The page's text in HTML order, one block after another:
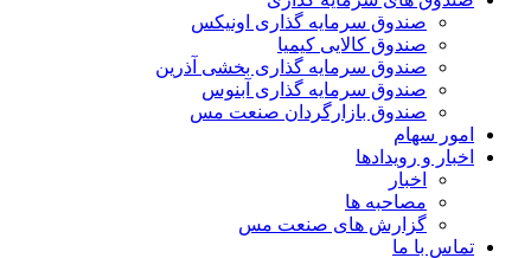
صندوق سرمایه گذاری اونیکس
صندوق کالایی کیمیا
صندوق سرمایه گذاری بخشی آذرین
صندوق سرمایه گذاری آبنوس
صندوق بازارگردان صنعت مس
امور سهام
اخبار و رویدادها
اخبار
مصاحبه ها
گزارش های صنعت مس
تماس با ما